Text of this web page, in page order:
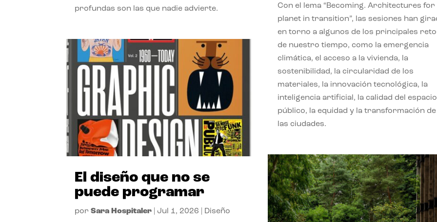
profundas son las que nadie advierte.
El diseño que no se
puede programar
porSara Hospitaler Jul 1, 2026 Diseño
Con el lema “Becoming. Architectures for
planet in transition”, las sesiones han
en torno a algunos de los principales
de nuestro tiempo, como la emergencia
climática, el acceso a la vivienda, la
sostenibilidad, la circularidad de los
materiales, la innovación tecnológica, la
inteligencia artificial, la calidad del espacio
público, la equidad y la transformación de
las ciudades.